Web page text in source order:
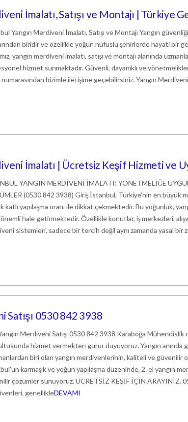
İmalatı, Satışı ve Montajı | Türkiye
Yangın Merdiveni İmalatı, Satışı ve Montajı Yangın
biridir ve özellikle yoğun nüfuslu şehirlerde hayati bir
yangın merdiveni imalatı, satışı ve montajı alanında
hizmet sunmaktadır. Güvenli, dayanıklı ve
bizimle iletişime geçebilirsiniz. Yangın
İmalatı | Ücretsiz Keşif Hizmeti ve
YANGIN MERDİVENİ İMALATI: YÖNETMELİĞE
(0530 842 3938) Giriş İstanbul, Türkiye’nin en büyük
katlı yapılaşma oranı ile dikkat çekmektedir. Bu yoğunluk,
hale getirmektedir. Özellikle konutlar, iş merkezleri,
sistemleri, sadece bir tercih değil aynı zamanda yasal bir
Satışı 0530 842 3938
Merdiveni Satışı 0530 842 3938 Karaboğa Mühendislik
hizmet vermekten gurur duyuyoruz. Yangın anında
biri olan yangın merdivenlerinin, kaliteli ve güvenilir
karmaşık ve yoğun yapılaşma düzeninde, 2. el yangın
çözümler sunuyoruz. ÜCRETSİZ KEŞİF İÇİN ARAYINIZ.
genellikleDEVAMI